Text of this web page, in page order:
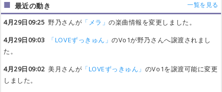
最近の動き 一覧を見る
4月29日09:25 野乃さんが 「メラ」の楽曲情報を変更しました。
4月29日09:03
「LOVEずっきゅん」のVo1が野乃さんへ譲渡されまし
た。
4月29日09:02 美月さんが 「LOVEずっきゅん」 のVo1を譲渡可能に変更
しました。